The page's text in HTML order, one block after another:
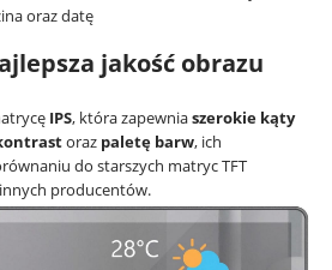
oraz datę
jakość obrazu
IPS, która zapewniaszerokie kąty
oraz paletę barw, ich
do starszych matryc TFT
producentów.